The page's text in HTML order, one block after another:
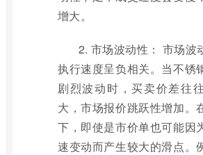
增大。
2. 市场波动性： 市场波
执行速度呈负相关。当不锈
剧烈波动时，买卖价差往
大，市场报价跳跃性增加。
下，即使是市价单也可能因
速变动而产生较大的滑点。